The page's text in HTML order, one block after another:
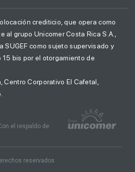
crediticio, que opera como
al grupo Unicomer Costa Rica S.A.,
SUGEF como sujeto supervisado y
bis por el otorgamiento de
Centro Corporativo El Cafetal,
reservados
el respaldo de: